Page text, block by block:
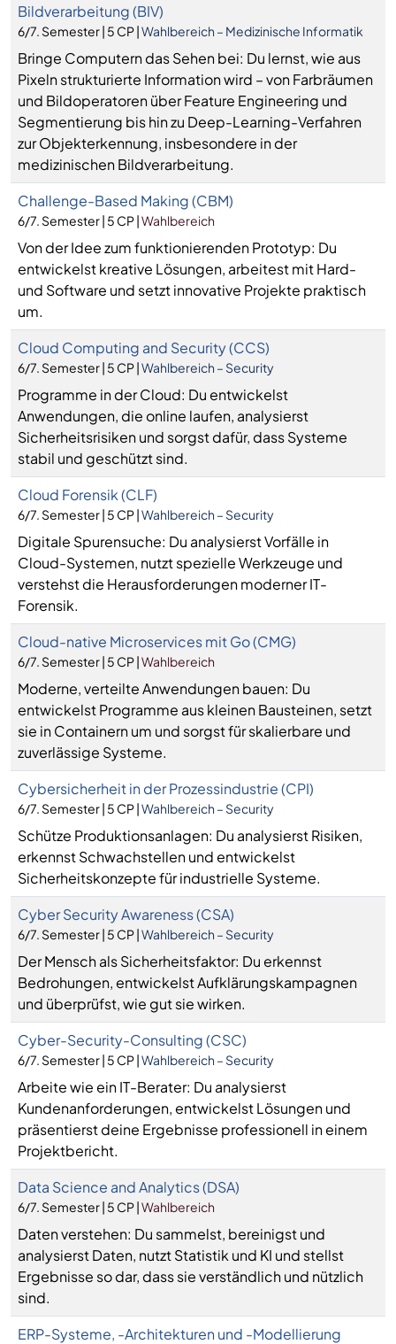
Bildverarbeitung (BIV)
6/7. Semester | 5 CP |Wahlbereich – Medizinische Informatik
Bringe Computern das Sehen bei: Du lernst, wie aus
Pixeln strukturierte Information wird – von Farbräumen
und Bildoperatoren über Feature Engineering und
Segmentierung bis hin zu Deep-Learning-Verfahren
zur Objekterkennung, insbesondere in der
medizinischen Bildverarbeitung.
Challenge-Based Making (CBM)
6/7. Semester | 5 CP |Wahlbereich
Von der Idee zum funktionierenden Prototyp: Du
entwickelst kreative Lösungen, arbeitest mit Hard-
und Software und setzt innovative Projekte praktisch
um.
Cloud Computing and Security (CCS)
6/7. Semester | 5 CP |Wahlbereich – Security
Programme in der Cloud: Du entwickelst
Anwendungen, die online laufen, analysierst
Sicherheitsrisiken und sorgst dafür, dass Systeme
stabil und geschützt sind.
Cloud Forensik (CLF)
6/7. Semester | 5 CP |Wahlbereich – Security
Digitale Spurensuche: Du analysierst Vorfälle in
Cloud-Systemen, nutzt spezielle Werkzeuge und
verstehst die Herausforderungen moderner IT-
Forensik.
Cloud-native Microservices mit Go (CMG)
6/7. Semester | 5 CP |Wahlbereich
Moderne, verteilte Anwendungen bauen: Du
entwickelst Programme aus kleinen Bausteinen, setzt
sie in Containern um und sorgst für skalierbare und
zuverlässige Systeme.
Cybersicherheit in der Prozessindustrie (CPI)
6/7. Semester | 5 CP |Wahlbereich – Security
Schütze Produktionsanlagen: Du analysierst Risiken,
erkennst Schwachstellen und entwickelst
Sicherheitskonzepte für industrielle Systeme.
Cyber Security Awareness (CSA)
6/7. Semester | 5 CP |Wahlbereich – Security
Der Mensch als Sicherheitsfaktor: Du erkennst
Bedrohungen, entwickelst Aufklärungskampagnen
und überprüfst, wie gut sie wirken.
Cyber-Security-Consulting (CSC)
6/7. Semester | 5 CP |Wahlbereich – Security
Arbeite wie ein IT-Berater: Du analysierst
Kundenanforderungen, entwickelst Lösungen und
präsentierst deine Ergebnisse professionell in einem
Projektbericht.
Data Science and Analytics (DSA)
6/7. Semester | 5 CP |Wahlbereich
Daten verstehen: Du sammelst, bereinigst und
analysierst Daten, nutzt Statistik und KI und stellst
Ergebnisse so dar, dass sie verständlich und nützlich
sind.
ERP-Systeme, -Architekturen und -Modellierung